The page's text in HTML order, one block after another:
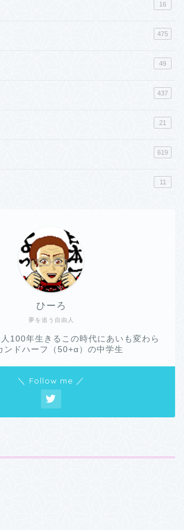
16
475
49
437
21
619
11
夢を追う自由人
ひーろ
100年生きるこの時代にあいも変わら
ンドハーフ（50+α）の中学生
＼ Follow me ／